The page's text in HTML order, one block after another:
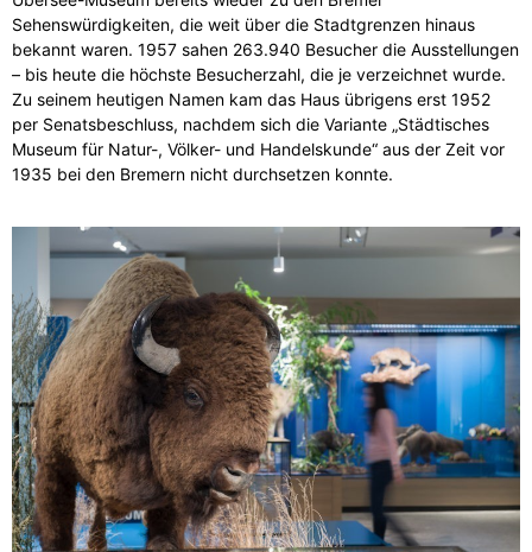
Sehenswürdigkeiten, die weit über die Stadtgrenzen hinaus
bekannt waren. 1957 sahen 263.940 Besucher die Ausstellungen
– bis heute die höchste Besucherzahl, die je verzeichnet wurde.
Zu seinem heutigen Namen kam das Haus übrigens erst 1952
per Senatsbeschluss, nachdem sich die Variante „Städtisches
Museum für Natur-, Völker- und Handelskunde“ aus der Zeit vor
1935 bei den Bremern nicht durchsetzen konnte.